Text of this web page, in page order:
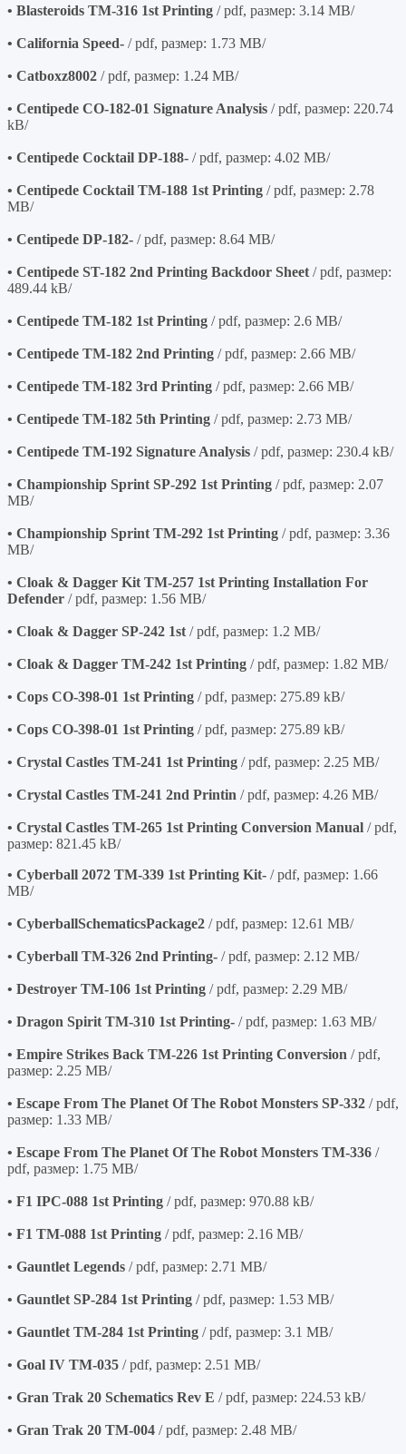
• Blasteroids TM-316 1st Printing / pdf, размер: 3.14 MB/
• California Speed- / pdf, размер: 1.73 MB/
• Catboxz8002 / pdf, размер: 1.24 MB/
• Centipede CO-182-01 Signature Analysis / pdf, размер: 220.74
kB/
• Centipede Cocktail DP-188- / pdf, размер: 4.02 MB/
• Centipede Cocktail TM-188 1st Printing / pdf, размер: 2.78
MB/
• Centipede DP-182- / pdf, размер: 8.64 MB/
• Centipede ST-182 2nd Printing Backdoor Sheet/ pdf, размер:
489.44 kB/
• Centipede TM-182 1st Printing / pdf, размер: 2.6 MB/
• Centipede TM-182 2nd Printing / pdf, размер: 2.66 MB/
• Centipede TM-182 3rd Printing / pdf, размер: 2.66 MB/
• Centipede TM-182 5th Printing / pdf, размер: 2.73 MB/
• Centipede TM-192 Signature Analysis / pdf, размер: 230.4 kB/
• Championship Sprint SP-292 1st Printing / pdf, размер: 2.07
MB/
• Championship Sprint TM-292 1st Printing / pdf, размер: 3.36
MB/
• Cloak & Dagger Kit TM-257 1st Printing Installation For
Defender / pdf, размер: 1.56 MB/
• Cloak & Dagger SP-242 1st/ pdf, размер: 1.2 MB/
• Cloak & Dagger TM-242 1st Printing / pdf, размер: 1.82 MB/
• Cops CO-398-01 1st Printing / pdf, размер: 275.89 kB/
• Cops CO-398-01 1st Printing / pdf, размер: 275.89 kB/
• Crystal Castles TM-241 1st Printing / pdf, размер: 2.25 MB/
• Crystal Castles TM-241 2nd Printin / pdf, размер: 4.26 MB/
• Crystal Castles TM-265 1st Printing Conversion Manual / pdf,
размер: 821.45 kB/
• Cyberball 2072 TM-339 1st Printing Kit- / pdf, размер: 1.66
MB/
• CyberballSchematicsPackage2 / pdf, размер: 12.61 MB/
• Cyberball TM-326 2nd Printing- / pdf, размер: 2.12 MB/
• Destroyer TM-106 1st Printing / pdf, размер: 2.29 MB/
• Dragon Spirit TM-310 1st Printing- / pdf, размер: 1.63 MB/
• Empire Strikes Back TM-226 1st Printing Conversion / pdf,
размер: 2.25 MB/
• Escape From The Planet Of The Robot Monsters SP-332 / pdf,
размер: 1.33 MB/
• Escape From The Planet Of The Robot Monsters TM-336 /
pdf, размер: 1.75 MB/
• F1 IPC-088 1st Printing / pdf, размер: 970.88 kB/
• F1 TM-088 1st Printing / pdf, размер: 2.16 MB/
• Gauntlet Legends / pdf, размер: 2.71 MB/
• Gauntlet SP-284 1st Printing / pdf, размер: 1.53 MB/
• Gauntlet TM-284 1st Printing / pdf, размер: 3.1 MB/
• Goal IV TM-035 / pdf, размер: 2.51 MB/
• Gran Trak 20 Schematics Rev E / pdf, размер: 224.53 kB/
• Gran Trak 20 TM-004 / pdf, размер: 2.48 MB/